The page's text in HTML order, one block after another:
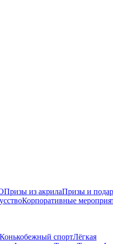
Призы из акрилаПризы и
Корпоративные
Конькобежный спортЛёгкая